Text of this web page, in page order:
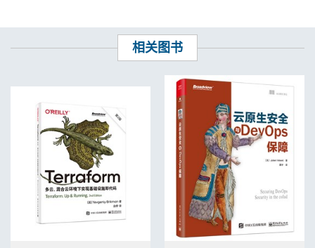
2.1.2 数据处理与操作
................................................................................18
2.1.4 遗留 API 代理
....................................................................................19
2.1.5 计划服务
............................................................................................19
2.1.6 机器人（Bot）和技能（Skill）
.........................................................20
2.2 架构
2.2.1 计算即后端
........................................................................................20
2.2.2 遗留 API 代理
....................................................................................25
相关图书